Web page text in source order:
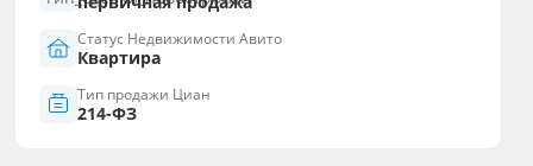
Статус Недвижимости Авито
Квартира
Тип продажи Циан
214-ФЗ